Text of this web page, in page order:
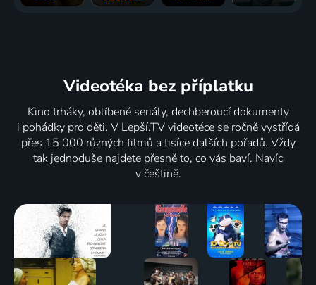
Videotéka bez příplatku
Kino trháky, oblíbené seriály, dechberoucí dokumenty
i pohádky pro děti. V Lepší.TV videotéce se ročně vystřídá
přes 15 000 různých filmů a tisíce dalších pořadů. Vždy
tak jednoduše najdete přesně to, co vás baví. Navíc
v češtině.